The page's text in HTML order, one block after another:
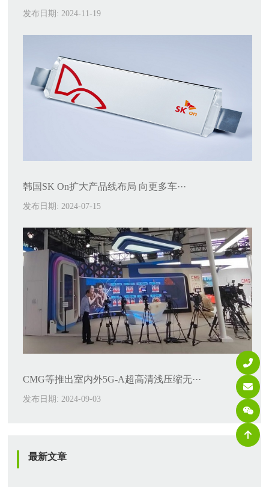
发布日期: 2024-11-19
韩国SK On扩大产品线布局 向更多车···
发布日期: 2024-07-15
CMG等推出室内外5G-A超高清浅压缩无···
发布日期: 2024-09-03
最新文章